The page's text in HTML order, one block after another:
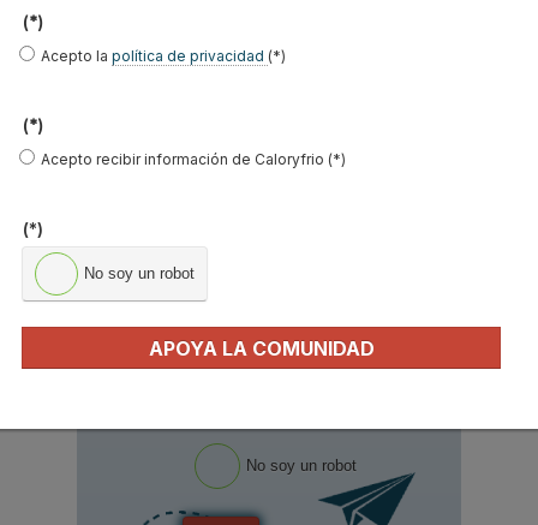
Y RECIBE EN TU EMAIL TODA LA
Ocupación *
*
Acepto la política de privacidad
*
No soy un robot
(*)
Acepto la política de privacidad (*)
(*)
Acepto recibir información de Caloryfrio (*)
(*)
No soy un robot
APOYA LA COMUNIDAD